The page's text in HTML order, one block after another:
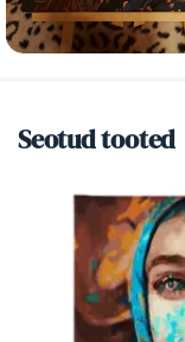
Seotud tooted